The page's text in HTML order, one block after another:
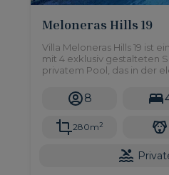
Meloneras Hills 19
Villa Meloneras Hills 19 ist
mit 4 exklusiv gestalteten
privatem Pool, das in der
8
280m2